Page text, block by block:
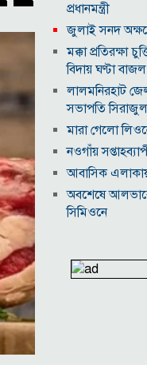
প্রধানমন্ত্রী
জুলাই সনদ
মক্কা প্রতিরক্ষা
বিদায় ঘণ্টা
‎লালমনিরহাট
সভাপতি সিরাজুল
মারা গেলো
নওগাঁয়
আবাসিক এলাকায়
অবশেষে
সিমিওনে
পরকীয়া ও অর্থ
প্রধান ইনফান্তিনো